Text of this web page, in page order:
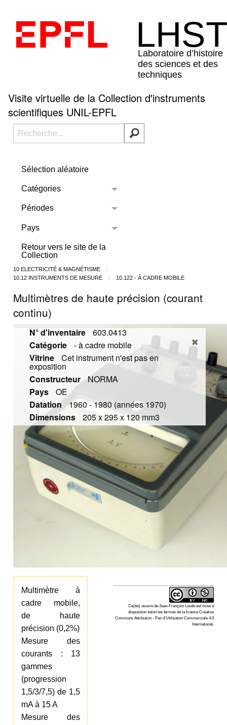
Visite virtuelle de la Collection d'instruments
scientifiques UNIL-EPFL
Sélection aléatoire
Catégories
Toggle menu
Périodes
Toggle menu
Pays
Toggle menu
Retour vers le site de la
Collection
10 ELECTRICITÉ & MAGNÉTISME
10.12 INSTRUMENTS DE MESURE
10.122 - À CADRE MOBILE
Multimètres de haute précision (courant
continu)
Previous Slide
◀︎
N° d'inventaire
603.0413
Catégorie
- à cadre mobile
Vitrine
Cet instrument n'est pas en
exposition
Constructeur NORMA
Pays
OE
Datation
1960 - 1980 (années 1970)
Dimensions
205 x 295 x 120 mm3
Multimètre à
cadre mobile,
de haute
précision (0,2%)
Mesure des
courants : 13
gammes
(progression
1,5/3/7,5) de 1,5
mA à 15 A
Mesure des
Ce(tte) œuvre de Jean-François Loude est mise à
disposition selon les termes de la licence Creative
Commons Attribution - Pas d’Utilisation Commerciale 4.0
International.